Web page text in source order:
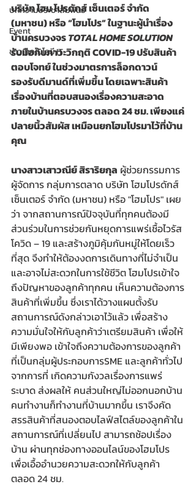
บทความประชาสัมพันธ์
Event
ข่าวเทคโนโลยี IT
บริษัท โฮม โปรดักส์ เซ็นเตอร์ จำกัด
(มหาชน) หรือ “โฮมโปร” ในฐานะผู้นำเรื่อง
บ้านครบวงจร TOTAL HOME SOLUTION
รับมือกับภาวะวิกฤติ COVID-19 ปรับสินค้า
ตอบโจทย์ ในช่วงมาตรการล็อกดาวน์
รองรับดีมานด์ที่เพิ่มขึ้น โดยเฉพาะสินค้า
เรื่องบ้านที่ตอบสนองเรื่องความสะอาด
ภายในบ้านครบวงจร ตลอด 24 ชม. เพียงแค่
ปลายนิ้วสัมผัส เหมือนยกโฮมโปรมาไว้ที่บ้าน
คุณ
นางสาวเสาวณีย์ สิราริยกุล ผู้ช่วยกรรมการ
ผู้จัดการ กลุ่มการตลาด บริษัท โฮมโปรดักส์
เซ็นเตอร์ จำกัด (มหาชน) หรือ "โฮมโปร" เผย
ว่า จากสถานการณ์ปัจจุบันที่ทุกคนต้องมี
ส่วนร่วมในการช่วยกันหยุดการแพร่เชื้อไวรัส
โควิด – 19 และสร้างภูมิคุ้มกันหมู่ให้โดยเร็ว
ที่สุด จึงทำให้ต้องงดการเดินทางที่ไม่จำเป็น
และอาจไม่สะดวกในการใช้ชีวิต โฮมโปรเข้าใจ
ถึงปัญหาของลูกค้าทุกคน เห็นความต้องการ
สินค้าที่เพิ่มขึ้น ซึ่งเราได้วางแผนตั้งรับ
สถานการณ์ดังกล่าวเอาไว้แล้ว เพื่อสร้าง
ความมั่นใจให้กับลูกค้าว่าเตรียมสินค้า เพื่อให้
มีเพียงพอ เข้าใจถึงความต้องการของลูกค้า
ที่เป็นกลุ่มผู้ประกอบการSME และลูกค้าทั่วไป
จากการที่ เกิดความกังวลเรื่องการแพร่
ระบาด ส่งผลให้ คนส่วนใหญ่ไม่ออกนอกบ้าน
คนทำงานก็ทำงานที่บ้านมากขึ้น เราจึงคัด
สรรสินค้าที่สนองตอบไลฟ์สไตล์ของลูกค้าใน
สถานการณ์ที่เปลี่ยนไป สามารถช้อปเรื่อง
บ้าน ผ่านทุกช่องทางออนไลน์ของโฮมโปร
เพื่อเอื้ออำนวยความสะดวกให้กับลูกค้า
ตลอด 24 ชม.